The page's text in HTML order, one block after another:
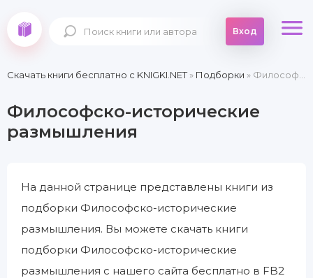
Вход
Скачать книги бесплатно c KNIGKI.NET» Подборки » Философско-исторические размышления
Философско-исторические
размышления
На данной странице представлены книги из
подборки Философско-исторические
размышления. Вы можете скачать книги
подборки Философско-исторические
размышления с нашего сайта бесплатно в FB2